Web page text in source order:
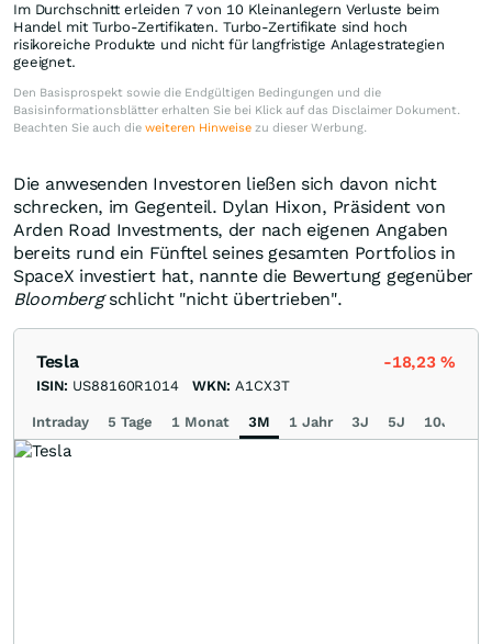
Im Durchschnitt erleiden 7 von 10 Kleinanlegern Verluste beim
Handel mit Turbo-Zertifikaten. Turbo-Zertifikate sind hoch
risikoreiche Produkte und nicht für langfristige Anlagestrategien
geeignet.
Den Basisprospekt sowie die Endgültigen Bedingungen und die
Basisinformationsblätter erhalten Sie bei Klick auf das Disclaimer Dokument.
Beachten Sie auch die weiteren Hinweise zu dieser Werbung.
Die anwesenden Investoren ließen sich davon nicht
schrecken, im Gegenteil. Dylan Hixon, Präsident von
Arden Road Investments, der nach eigenen Angaben
bereits rund ein Fünftel seines gesamten Portfolios in
SpaceX investiert hat, nannte die Bewertung gegenüber
Bloombergschlicht "nicht übertrieben".
Tesla -18,23%
ISIN: US88160R1014 WKN: A1CX3T
Intraday 5 Tage 1 Monat 3M 1 Jahr 3J 5J 10J